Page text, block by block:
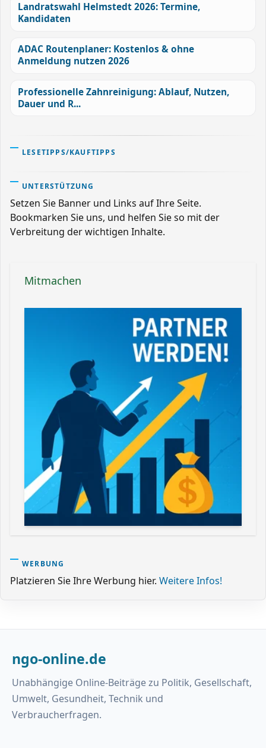
Landratswahl Helmstedt 2026: Termine,
Kandidaten
ADAC Routenplaner: Kostenlos & ohne
Anmeldung nutzen 2026
Professionelle Zahnreinigung: Ablauf, Nutzen,
Dauer und R...
LESETIPPS/KAUFTIPPS
UNTERSTÜTZUNG
Setzen Sie Banner und Links auf Ihre Seite.
Bookmarken Sie uns, und helfen Sie so mit der
Verbreitung der wichtigen Inhalte.
Mitmachen
WERBUNG
Platzieren Sie Ihre Werbung hier. Weitere Infos!
ngo-online.de
Unabhängige Online-Beiträge zu Politik, Gesellschaft,
Umwelt, Gesundheit, Technik und
Verbraucherfragen.